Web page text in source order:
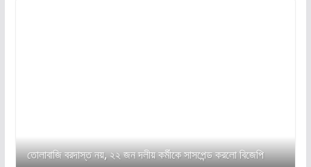
তোলাবাজি বরদাস্ত নয়, ২২ জন দলীয় কর্মীকে সাসপেন্ড করলো বিজেপি